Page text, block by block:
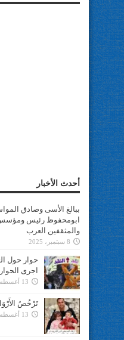
أحدث الأخبار
ببالغ الأسى وصادق
ابومحفوظ رئيس ومؤسس
والمثقفين العرب
8 سبتمبر، 2025
حوار حول
اجرى
13 أغسطس، 2025
تَرْخُصُ
13 أغسطس، 2025